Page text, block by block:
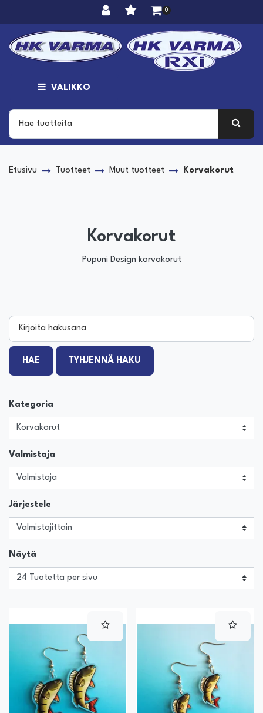
0
VALIKKO
Etusivu Tuotteet Muut tuotteet Korvakorut
Korvakorut
Pupuni Design korvakorut
Kirjoita hakusana
HAE TYHJENNÄ HAKU
Kategoria
Valmistaja
Järjestele
Näytä